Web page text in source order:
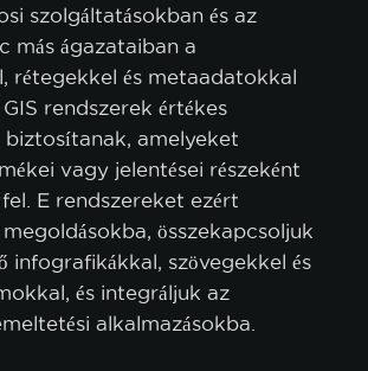
szolgáltatásokban és az
más ágazataiban a
rétegekkel és metaadatokkal
rendszerek értékes
biztosítanak, amelyeket
vagy jelentései részeként
fel. E rendszereket ezért
összekapcsoljuk
infografikákkal, szövegekkel és
és integráljuk az
alkalmazásokba.